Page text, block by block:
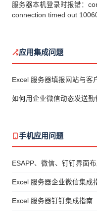
服务器本机登录时报错：
connection timed out
应用集成问题
Excel 服务器填报网站与客
如何用企业微信动态发送勤
手机应用问题
ESAPP、微信、钉钉界面
Excel 服务器企业微信集成
Excel 服务器钉钉集成指南